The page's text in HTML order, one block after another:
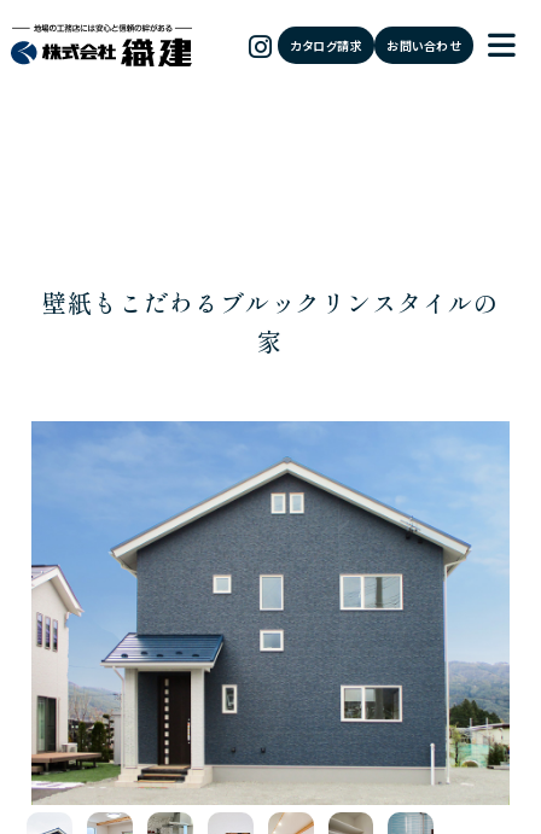
カタログ請求 お問い合わせ
壁紙もこだわるブルックリンスタイルの
家